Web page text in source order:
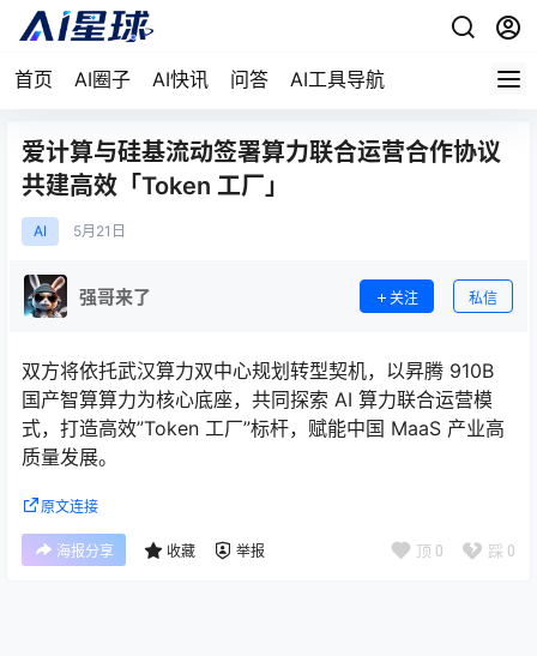
首页 AI圈子 AI快讯 问答 AI工具导航
爱计算与硅基流动签署算力联合运营合作协议
共建高效「Token 工厂」
AI 5月 21日
强哥来了 关注 私信
双方将依托武汉算力双中心规划转型契机，以昇腾 910B
国产智算算力为核心底座，共同探索 AI 算力联合运营模
式，打造高效”Token 工厂”标杆，赋能中国 MaaS 产业高
质量发展。
原文连接
海报分享 收藏 举报 顶 0 踩 0